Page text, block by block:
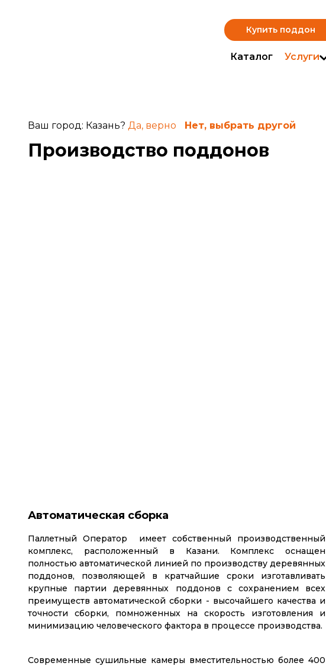
Ваш город: Казань? Да, верно Нет, выбрать другой
Купить поддон
Каталог Услуги
Производство поддонов
Автоматическая сборка
Паллетный Оператор имеет собственный производственный
комплекс, расположенный в Казани. Комплекс оснащен
полностью автоматической линией по производству деревянных
поддонов, позволяющей в кратчайшие сроки изготавливать
крупные партии деревянных поддонов с сохранением всех
преимуществ автоматической сборки - высочайшего качества и
точности сборки, помноженных на скорость изготовления и
минимизацию человеческого фактора в процессе производства.
Современные сушильные камеры вместительностью более 400